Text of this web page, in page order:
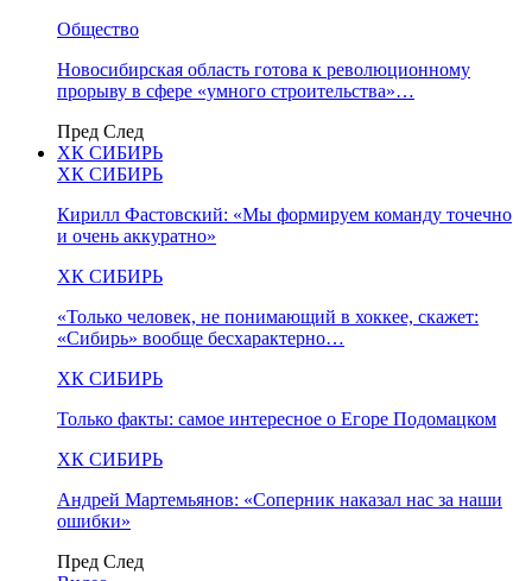
Общество
Новосибирская область готова к революционному
прорыву в сфере «умного строительства»…
Пред След
ХК СИБИРЬ
ХК СИБИРЬ
Кирилл Фастовский: «Мы формируем команду точечно
и очень аккуратно»
ХК СИБИРЬ
«Только человек, не понимающий в хоккее, скажет:
«Сибирь» вообще бесхарактерно…
ХК СИБИРЬ
Только факты: самое интересное о Егоре Подомацком
ХК СИБИРЬ
Андрей Мартемьянов: «Соперник наказал нас за наши
ошибки»
Пред След